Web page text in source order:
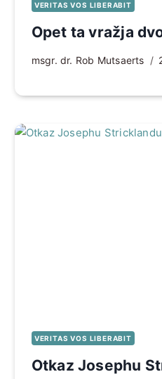
VERITAS VOS LIBERABIT
Opet ta vražja
msgr. dr. Rob Mutsaerts
VERITAS VOS LIBERABIT
Otkaz Josephu